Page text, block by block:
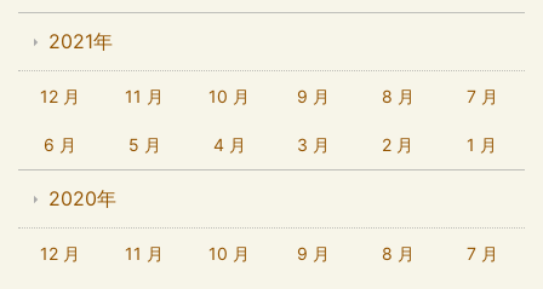
2021年
12 月 11 月 10 月 9 月 8 月 7 月
6 月 5 月 4 月 3 月 2 月 1 月
2020年
12 月 11 月 10 月 9 月 8 月 7 月